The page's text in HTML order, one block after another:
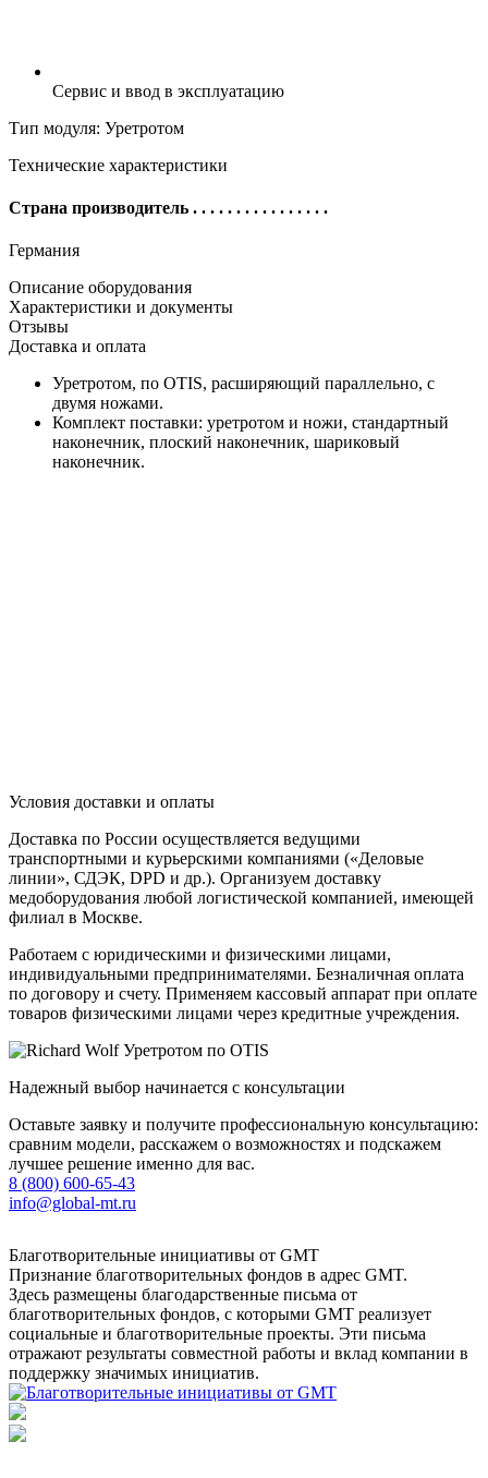
Сервис и ввод в эксплуатацию
Тип модуля: Уретротом
Технические характеристики
Страна производитель . . . . . . . . . . . . . . . .
Германия
Описание оборудования
Характеристики и документы
Отзывы
Доставка и оплата
Уретротом, по OTIS, расширяющий параллельно, с
двумя ножами.
Комплект поставки: уретротом и ножи, стандартный
наконечник, плоский наконечник, шариковый
наконечник.
Условия доставки и оплаты
Доставка по России осуществляется ведущими
транспортными и курьерскими компаниями («Деловые
линии», СДЭК, DPD и др.). Организуем доставку
медоборудования любой логистической компанией, имеющей
филиал в Москве.
Работаем с юридическими и физическими лицами,
индивидуальными предпринимателями. Безналичная оплата
по договору и счету. Применяем кассовый аппарат при оплате
товаров физическими лицами через кредитные учреждения.
Надежный выбор начинается с консультации
Оставьте заявку и получите профессиональную консультацию:
сравним модели, расскажем о возможностях и подскажем
лучшее решение именно для вас.
8 (800) 600-65-43
info@global-mt.ru
Благотворительные инициативы от GMT
Признание благотворительных фондов в адрес GMT.
Здесь размещены благодарственные письма от
благотворительных фондов, с которыми GMT реализует
социальные и благотворительные проекты. Эти письма
отражают результаты совместной работы и вклад компании в
поддержку значимых инициатив.